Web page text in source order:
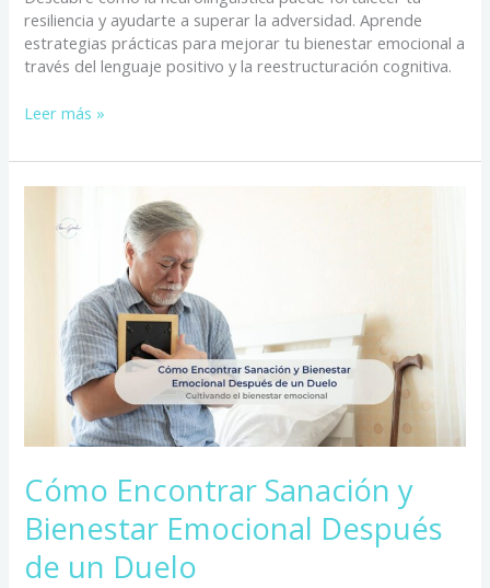
resiliencia y ayudarte a superar la adversidad. Aprende
estrategias prácticas para mejorar tu bienestar emocional a
través del lenguaje positivo y la reestructuración cognitiva.
Leer más »
Cómo Encontrar Sanación y
Bienestar Emocional Después
de un Duelo
Encontrar
Sanación
Bienestar
Emocional
Después
Duelo